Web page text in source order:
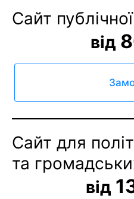
Сайт
від
Сайт для
та
від